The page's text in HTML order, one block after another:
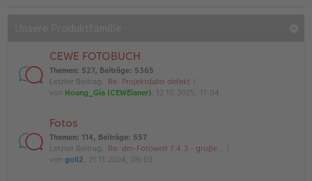
CEWE FOTOBUCH
Themen: 527, Beiträge: 5365
Letzter Beitrag: Re: Projektdatei defekt
von Hoang_Gia (CEWEianer), 12.10.2025, 11:04
Fotos
Themen: 114, Beiträge: 557
Letzter Beitrag: Re: dm-Fotowelt 7.4.3 - große…
von goll2, 21.11.2024, 09:03